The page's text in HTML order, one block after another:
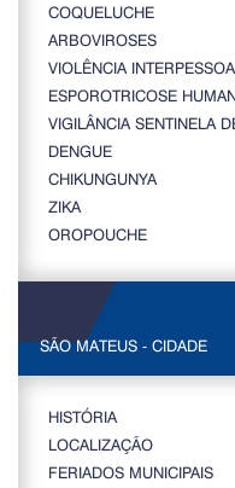
COQUELUCHE
ARBOVIROSES
VIOLÊNCIA
ESPOROTRICOSE
VIGILÂNCIA SENTINELA
DENGUE
CHIKUNGUNYA
ZIKA
OROPOUCHE
SÃO MATEUS - CIDADE
HISTÓRIA
LOCALIZAÇÃO
FERIADOS MUNICIPAIS